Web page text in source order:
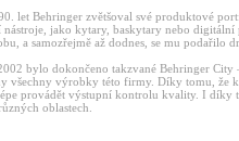
let Behringer zvětšoval své produktové
nástroje, jako kytary, baskytary nebo
a samozřejmě až dodnes, se mu
bylo dokončeno takzvané Behringer
všechny výrobky této firmy. Díky tomu, že
provádět výstupní kontrolu kvality. I díky
oblastech.